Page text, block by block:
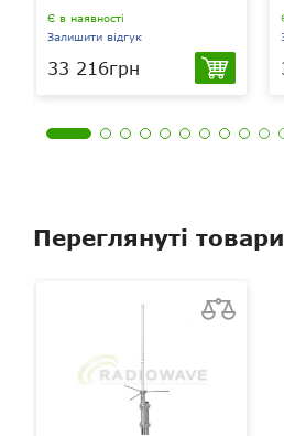
Є в наявності
Залишити відгук
33 216грн
Переглянуті товари